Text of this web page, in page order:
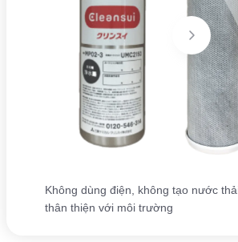
Không dùng điện, không tạo nước
thân thiện với môi trường